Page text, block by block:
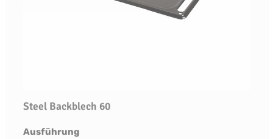
Steel Backblech 60
Ausführung